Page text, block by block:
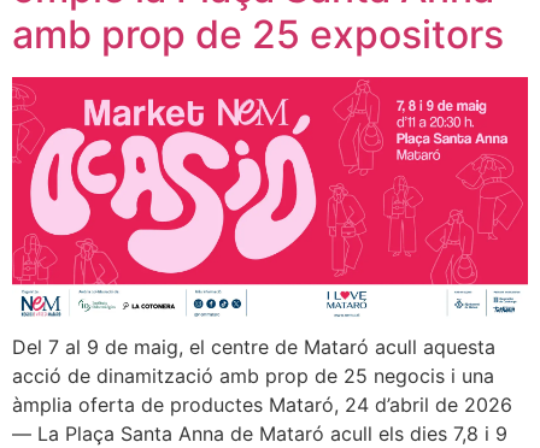
amb prop de 25 expositors
Del 7 al 9 de maig, el centre de Mataró acull aquesta
acció de dinamització amb prop de 25 negocis i una
àmplia oferta de productes Mataró, 24 d’abril de 2026
— La Plaça Santa Anna de Mataró acull els dies 7,8 i 9